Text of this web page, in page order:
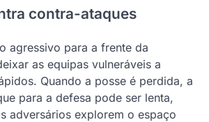
contra-ataques
agressivo para a frente da
as equipas vulneráveis a
Quando a posse é perdida, a
para a defesa pode ser lenta,
adversários explorem o espaço